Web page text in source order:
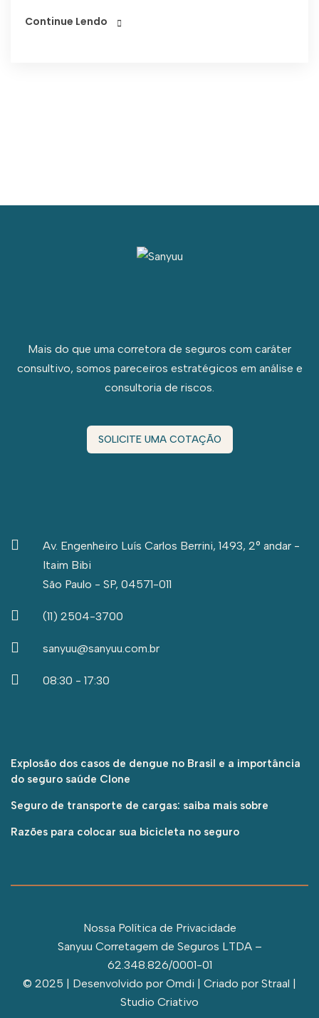
Continue Lendo
Mais do que uma corretora de seguros com caráter
consultivo, somos pareceiros estratégicos em análise e
consultoria de riscos.
SOLICITE UMA COTAÇÃO
Av. Engenheiro Luís Carlos Berrini, 1493, 2° andar -
Itaim Bibi
São Paulo - SP, 04571-011
(11) 2504-3700
sanyuu@sanyuu.com.br
08:30 - 17:30
Explosão dos casos de dengue no Brasil e a importância
do seguro saúde Clone
Seguro de transporte de cargas: saiba mais sobre
Razões para colocar sua bicicleta no seguro
Nossa Política de Privacidade
Sanyuu Corretagem de Seguros LTDA –
62.348.826/0001-01
© 2025 | Desenvolvido por Omdi | Criado por Straal |
Studio Criativo